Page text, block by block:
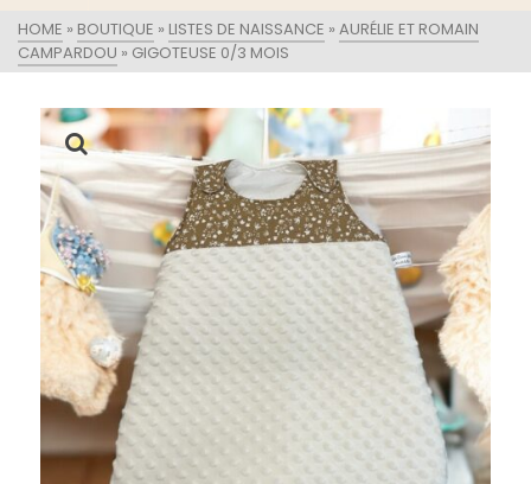
HOME » BOUTIQUE » LISTES DE NAISSANCE » AURÉLIE ET ROMAIN
CAMPARDOU » GIGOTEUSE 0/3 MOIS